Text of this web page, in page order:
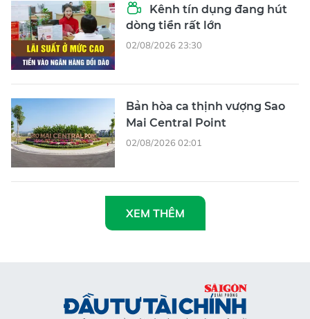
Kênh tín dụng đang hút
dòng tiền rất lớn
02/08/2026 23:30
Bản hòa ca thịnh vượng Sao
Mai Central Point
02/08/2026 02:01
XEM THÊM